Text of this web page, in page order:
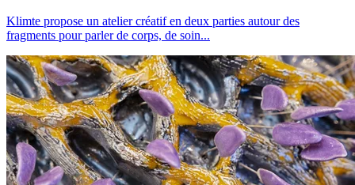
Klimte propose un atelier créatif en deux parties autour des
fragments pour parler de corps, de soin...